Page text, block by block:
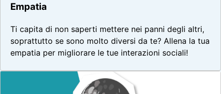
Empatia
Ti capita di non saperti mettere nei panni degli altri,
soprattutto se sono molto diversi da te? Allena la tua
empatia per migliorare le tue interazioni sociali!